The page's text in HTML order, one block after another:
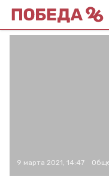
9 марта 2021, 14:47